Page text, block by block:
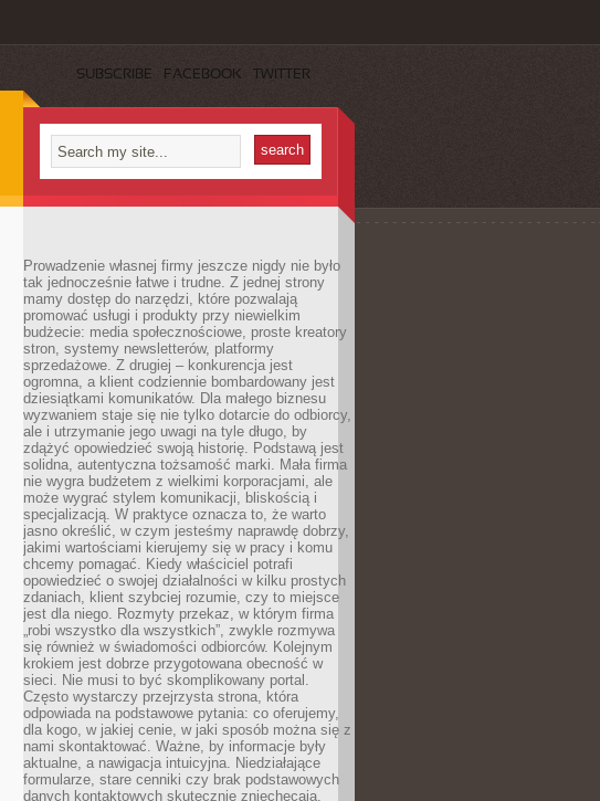
SUBSCRIBE FACEBOOK TWITTER
Prowadzenie własnej firmy jeszcze nigdy nie było
tak jednocześnie łatwe i trudne. Z jednej strony
mamy dostęp do narzędzi, które pozwalają
promować usługi i produkty przy niewielkim
budżecie: media społecznościowe, proste kreatory
stron, systemy newsletterów, platformy
sprzedażowe. Z drugiej – konkurencja jest
ogromna, a klient codziennie bombardowany jest
dziesiątkami komunikatów. Dla małego biznesu
wyzwaniem staje się nie tylko dotarcie do odbiorcy,
ale i utrzymanie jego uwagi na tyle długo, by
zdążyć opowiedzieć swoją historię. Podstawą jest
solidna, autentyczna tożsamość marki. Mała firma
nie wygra budżetem z wielkimi korporacjami, ale
może wygrać stylem komunikacji, bliskością i
specjalizacją. W praktyce oznacza to, że warto
jasno określić, w czym jesteśmy naprawdę dobrzy,
jakimi wartościami kierujemy się w pracy i komu
chcemy pomagać. Kiedy właściciel potrafi
opowiedzieć o swojej działalności w kilku prostych
zdaniach, klient szybciej rozumie, czy to miejsce
jest dla niego. Rozmyty przekaz, w którym firma
„robi wszystko dla wszystkich”, zwykle rozmywa
się również w świadomości odbiorców. Kolejnym
krokiem jest dobrze przygotowana obecność w
sieci. Nie musi to być skomplikowany portal.
Często wystarczy przejrzysta strona, która
odpowiada na podstawowe pytania: co oferujemy,
dla kogo, w jakiej cenie, w jaki sposób można się z
nami skontaktować. Ważne, by informacje były
aktualne, a nawigacja intuicyjna. Niedziałające
formularze, stare cenniki czy brak podstawowych
danych kontaktowych skutecznie zniechęcają,